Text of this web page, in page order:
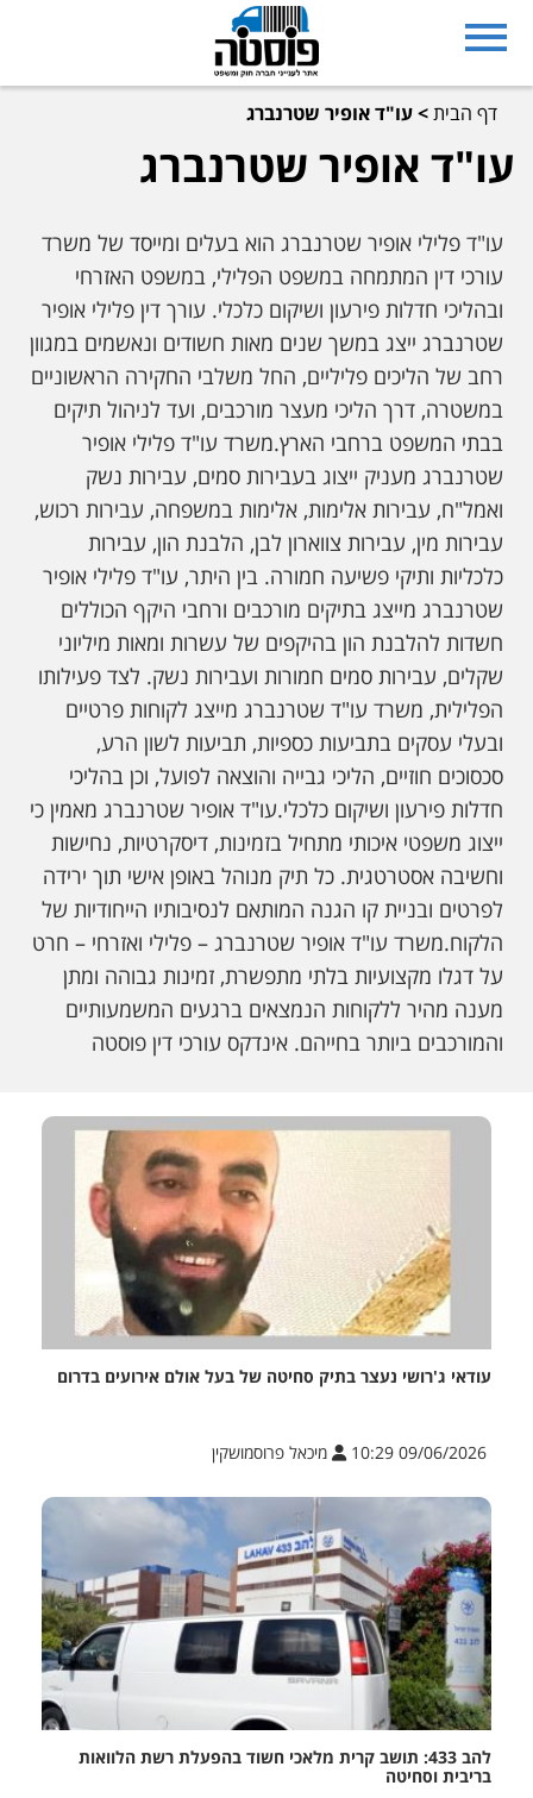
דף הבית>עו"ד אופיר שטרנברג
עו"ד אופיר שטרנברג
עו"ד פלילי אופיר שטרנברג הוא בעלים ומייסד של משרד
עורכי דין המתמחה במשפט הפלילי, במשפט האזרחי
ובהליכי חדלות פירעון ושיקום כלכלי. עורך דין פלילי אופיר
שטרנברג ייצג במשך שנים מאות חשודים ונאשמים במגוון
רחב של הליכים פליליים, החל משלבי החקירה הראשוניים
במשטרה, דרך הליכי מעצר מורכבים, ועד לניהול תיקים
בבתי המשפט ברחבי הארץ.משרד עו"ד פלילי אופיר
שטרנברג מעניק ייצוג בעבירות סמים, עבירות נשק
ואמל"ח, עבירות אלימות, אלימות במשפחה, עבירות רכוש,
עבירות מין, עבירות צווארון לבן, הלבנת הון, עבירות
כלכליות ותיקי פשיעה חמורה. בין היתר, עו"ד פלילי אופיר
שטרנברג מייצג בתיקים מורכבים ורחבי היקף הכוללים
חשדות להלבנת הון בהיקפים של עשרות ומאות מיליוני
שקלים, עבירות סמים חמורות ועבירות נשק. לצד פעילותו
הפלילית, משרד עו"ד שטרנברג מייצג לקוחות פרטיים
ובעלי עסקים בתביעות כספיות, תביעות לשון הרע,
סכסוכים חוזיים, הליכי גבייה והוצאה לפועל, וכן בהליכי
חדלות פירעון ושיקום כלכלי.עו"ד אופיר שטרנברג מאמין כי
ייצוג משפטי איכותי מתחיל בזמינות, דיסקרטיות, נחישות
וחשיבה אסטרטגית. כל תיק מנוהל באופן אישי תוך ירידה
לפרטים ובניית קו הגנה המותאם לנסיבותיו הייחודיות של
הלקוח.משרד עו"ד אופיר שטרנברג – פלילי ואזרחי – חרט
על דגלו מקצועיות בלתי מתפשרת, זמינות גבוהה ומתן
מענה מהיר ללקוחות הנמצאים ברגעים המשמעותיים
והמורכבים ביותר בחייהם. אינדקס עורכי דין פוסטה
עודאי ג'רושי נעצר בתיק סחיטה של בעל אולם אירועים בדרום
09/06/2026 10:29 מיכאל פרוסמושקין
להב 433: תושב קרית מלאכי חשוד בהפעלת רשת הלוואות
בריבית וסחיטה